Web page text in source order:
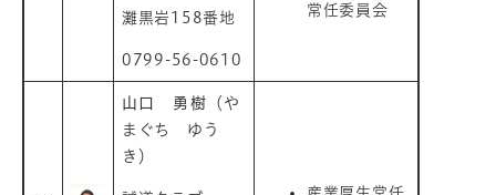
灘黒岩158番地
0799-56-0610
常任委員会
山口 勇樹 （や
まぐち ゆう
き）